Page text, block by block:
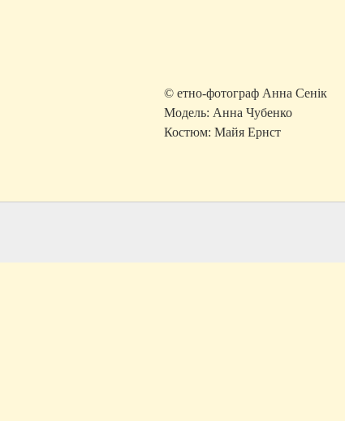
© етно-фотограф Анна Сенік
Модель: Анна Чубенко
Костюм: Майя Ернст